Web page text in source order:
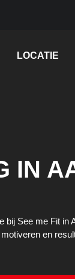
LOCATIE
IN
See me Fit
en